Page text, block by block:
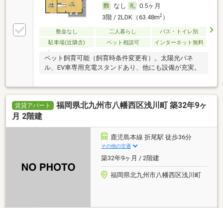
なし
0.5ヶ月
3階 / 2LDK（63.48m2）
敷金なし 二人暮らし
バス・トイレ別
駐車場(近隣含)
ペット相談可 インターネット無料
ペット飼育可能（飼育時条件変更有）。太陽光パネ
ル、EV車専用充電スタンドあり、他にも設備が充実。
賃貸アパート
福岡県北九州市八幡西区浅川町 築32年9ヶ
月 2階建
鹿児島本線 折尾駅 徒歩36分
その他の交通
築32年9ヶ月 / 2階建
福岡県北九州市八幡西区浅川町